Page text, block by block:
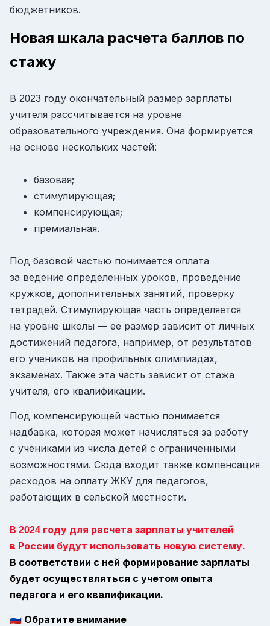
бюджетников.
Новая шкала расчета баллов по
стажу
В 2023 году окончательный размер зарплаты
учителя рассчитывается на уровне
образовательного учреждения. Она формируется
на основе нескольких частей:
базовая;
стимулирующая;
компенсирующая;
премиальная.
Под базовой частью понимается оплата
за ведение определенных уроков, проведение
кружков, дополнительных занятий, проверку
тетрадей. Стимулирующая часть определяется
на уровне школы — ее размер зависит от личных
достижений педагога, например, от результатов
его учеников на профильных олимпиадах,
экзаменах. Также эта часть зависит от стажа
учителя, его квалификации.
Под компенсирующей частью понимается
надбавка, которая может начисляться за работу
с учениками из числа детей с ограниченными
возможностями. Сюда входит также компенсация
расходов на оплату ЖКУ для педагогов,
работающих в сельской местности.
В 2024 году для расчета зарплаты учителей
в России будут использовать новую систему.
В соответствии с ней формирование зарплаты
будет осуществляться с учетом опыта
педагога и его квалификации.
🇷🇺 Обратите внимание